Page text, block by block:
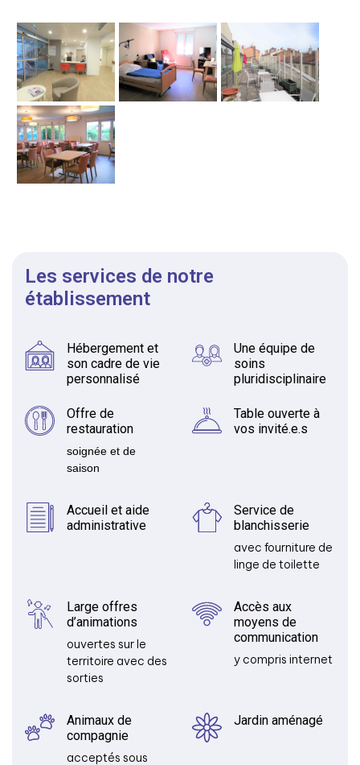
Les services de notre
établissement
Hébergement et
son cadre de vie
personnalisé
Une équipe de
soins
pluridisciplinaire
Offre de
restauration
soignée et de
saison
Table ouverte à
vos invité.e.s
Accueil et aide
administrative
Service de
blanchisserie
avec fourniture de
linge de toilette
Large offres
d’animations
ouvertes sur le
territoire avec des
sorties
Accès aux
moyens de
communication
y compris internet
Animaux de
compagnie
acceptés sous
Jardin aménagé